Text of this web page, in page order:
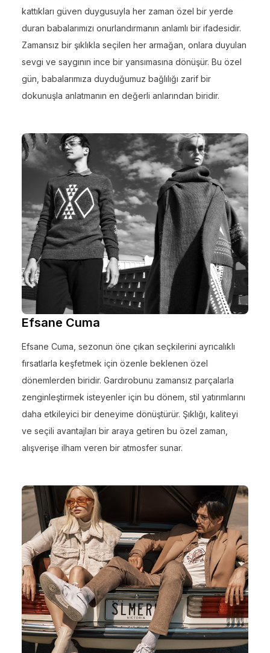
kattıkları güven duygusuyla her zaman özel bir yerde
duran babalarımızı onurlandırmanın anlamlı bir ifadesidir.
Zamansız bir şıklıkla seçilen her armağan, onlara duyulan
sevgi ve saygının ince bir yansımasına dönüşür. Bu özel
gün, babalarımıza duyduğumuz bağlılığı zarif bir
dokunuşla anlatmanın en değerli anlarından biridir.
Efsane Cuma
Efsane Cuma, sezonun öne çıkan seçkilerini ayrıcalıklı
fırsatlarla keşfetmek için özenle beklenen özel
dönemlerden biridir. Gardırobunu zamansız parçalarla
zenginleştirmek isteyenler için bu dönem, stil yatırımlarını
daha etkileyici bir deneyime dönüştürür. Şıklığı, kaliteyi
ve seçili avantajları bir araya getiren bu özel zaman,
alışverişe ilham veren bir atmosfer sunar.